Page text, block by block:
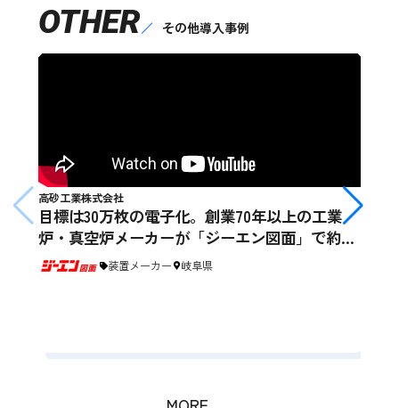
OTHER その他導入事例
高砂工業株式会社
目標は30万枚の電子化。創業70年以上の工業
炉・真空炉メーカーが「ジーエン図面」で約
150分/日の図面探しを効率化
装置メーカー 岐阜県